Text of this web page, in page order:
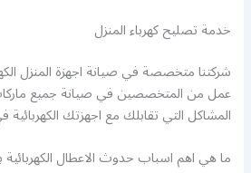
خدمة تصليح كهرباء المنزل
شركتنا متخصصة في صيانة اجهزة المنزل
عمل من المتخصصين في صيانة جميع
المشاكل التي تقابلك مع اجهزتك الكهربائية
ما هي اهم اسباب حدوث الاعطال الكهربائية